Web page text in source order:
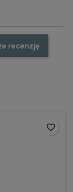
recenzję
favorite_border